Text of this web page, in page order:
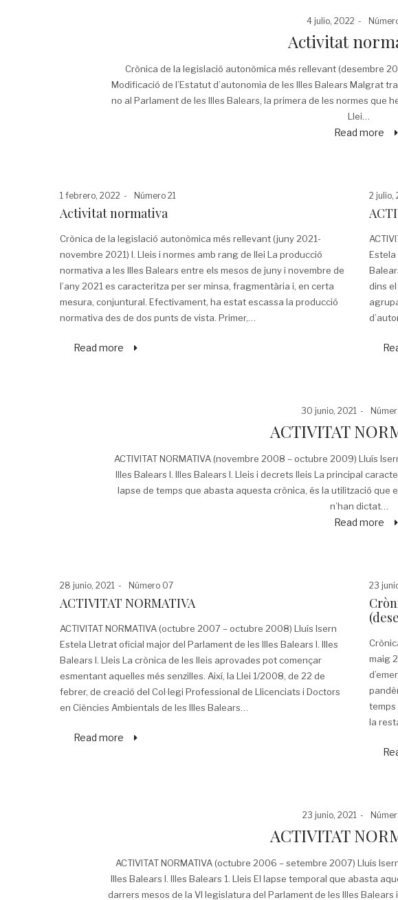
Posted
on
4 julio, 2022
Posted
Activitat
Crònica de la legislació autonòmica més rellevant (desembre
Modificació de l’Estatut d’autonomia de les Illes Balears Malgrat
no al Parlament de les Illes Balears, la primera de les normes que
Llei…
Read more
Posted
on
1 febrero, 2022
Posted
in
Número 21
Activitat normativa
Crònica de la legislació autonòmica més rellevant (juny 2021-
novembre 2021) I. Lleis i normes amb rang de llei La producció
normativa a les Illes Balears entre els mesos de juny i novembre de
l’any 2021 es caracteritza per ser minsa, fragmentària i, en certa
mesura, conjuntural. Efectivament, ha estat escassa la producció
normativa des de dos punts de vista. Primer,…
Read more
Posted
on
2 julio,
Estela
dins
Posted
on
30 junio, 2021
Posted
in
ACTIVITAT
ACTIVITAT NORMATIVA (novembre 2008 – octubre 2009) Lluís
Illes Balears I. Illes Balears I. Lleis i decrets lleis La principal
lapse de temps que abasta aquesta crònica, és la utilització que
n’han dictat…
Read more
Posted
on
28 junio, 2021
Posted
in
Número 07
ACTIVITAT NORMATIVA
ACTIVITAT NORMATIVA (octubre 2007 – octubre 2008) Lluís Isern
Estela Lletrat oficial major del Parlament de les Illes Balears I. Illes
Balears I. Lleis La crònica de les lleis aprovades pot començar
esmentant aquelles més senzilles. Així, la Llei 1/2008, de 22 de
febrer, de creació del Col·legi Professional de Llicenciats i Doctors
en Ciències Ambientals de les Illes Balears…
Read more
Posted
on
23
maig
temps
la
Posted
on
23 junio, 2021
Posted
in
ACTIVITAT
ACTIVITAT NORMATIVA (octubre 2006 – setembre 2007) Lluís
Illes Balears I. Illes Balears 1. Lleis El lapse temporal que abasta
darrers mesos de la VI legislatura del Parlament de les Illes